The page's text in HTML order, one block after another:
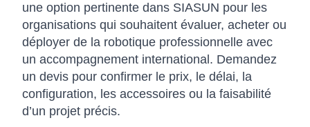
une option pertinente dans SIASUN pour les
organisations qui souhaitent évaluer, acheter ou
déployer de la robotique professionnelle avec
un accompagnement international. Demandez
un devis pour confirmer le prix, le délai, la
configuration, les accessoires ou la faisabilité
d’un projet précis.